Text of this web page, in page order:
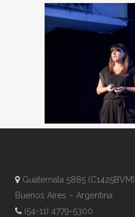
Guatemala 5885 (C1425BVM)
Buenos Aires – Argentina
(54-11) 4779-5300